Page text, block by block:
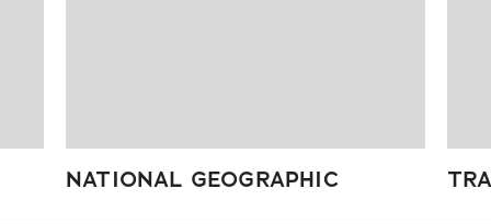
NATIONAL GEOGRAPHIC